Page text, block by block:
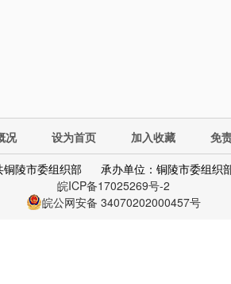
况 设为首页 加入收藏
免
铜陵市委组织部
承办单位：铜陵市委组织
皖ICP备17025269号-2
皖公网安备 34070202000457号